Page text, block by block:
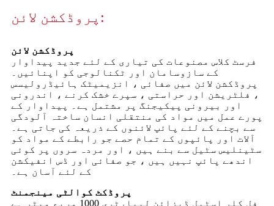
پروڈکشن لائن:
پروڈکشن لائن
فرسٹ کلاس مصنوعات کی تیاری کے لئے جدید پیداوار
کے سازوسامان اور ٹکنالوجی کو اپنائیں۔
پروڈکشن لائن میں صفائی ، انزیمیٹک ہائیڈرولیسس
، فلٹریشن اور حراستی ، سپرے خشک کرنے ، اندرونی
اور بیرونی پیکیجنگ پر مشتمل ہے۔ پیداوار کے
پورے عمل میں مواد کی منتقلی انسان ساختہ آلودگی
سے بچنے کے لئے پائپ لائنوں کے ذریعہ کی جاتی ہے۔
آلات اور پائپوں کے تمام حصے جو رابطے کے مواد کو
سٹینلیس سٹیل سے بنے ہیں ، اور مردہ سروں پر کوئی
اندھے پائپ نہیں ہیں ، جو صفائی اور ڈس انفیکشن
کے لئے آسان ہے۔
پروڈکٹ کوالٹی مینجمنٹ
فل کلر اسٹیل ڈیزائن لیبارٹری 1000 مربع میٹر ہے